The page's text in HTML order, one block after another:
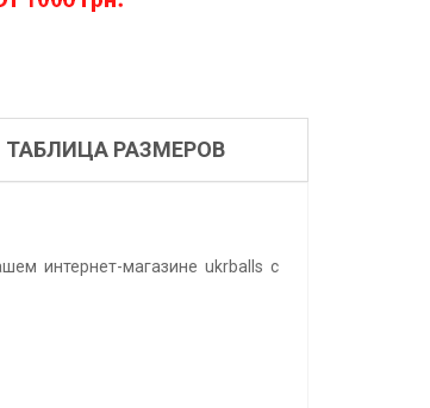
ТАБЛИЦА РАЗМЕРОВ
интернет-магазине ukrballs с